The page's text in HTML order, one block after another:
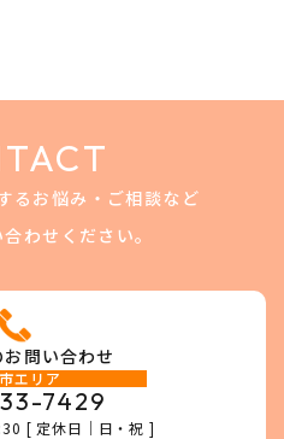
るお悩み・ご相談など
わせください。
問い合わせ
エリア
7429
[ 定休日｜日・祝 ]